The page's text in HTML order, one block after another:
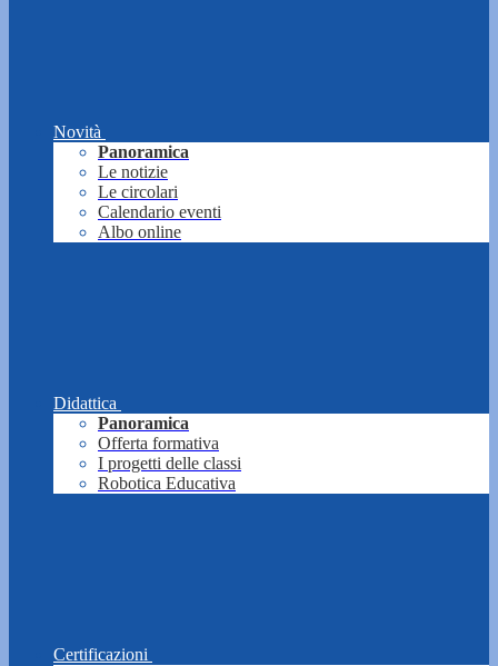
Novità
Panoramica
Le notizie
Le circolari
Calendario eventi
Albo online
Didattica
Panoramica
Offerta formativa
I progetti delle classi
Robotica Educativa
Certificazioni